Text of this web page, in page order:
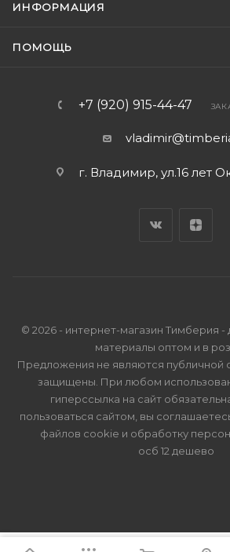
ИНФОРМАЦИЯ
ПОМОЩЬ
+7 (920) 915-44-47
г. Владимир, ул.16 лет
© 2026 - интернет-магазин Тимберия
материалы оптом и в
Предложения не являются публичной
защищены. При любом
гиперссылка на сайт
пользоваться сайтом, вы
файлов cookie и обработку
осб 12 дешево